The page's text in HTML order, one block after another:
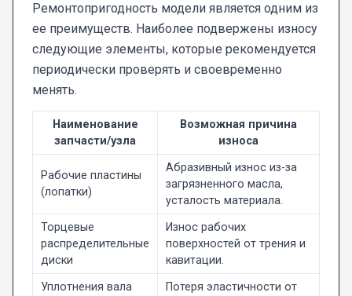
Ремонтопригодность модели является одним из
ее преимуществ. Наиболее подвержены износу
следующие элементы, которые рекомендуется
периодически проверять и своевременно
менять.
Наименование
запчасти/узла
Возможная причина
износа
Рабочие пластины
(лопатки)
Абразивный износ из-за
загрязненного масла,
усталость материала.
Торцевые
распределительные
диски
Износ рабочих
поверхностей от трения и
кавитации.
Уплотнения вала
Потеря эластичности от